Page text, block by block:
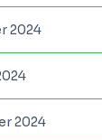
2024
2024